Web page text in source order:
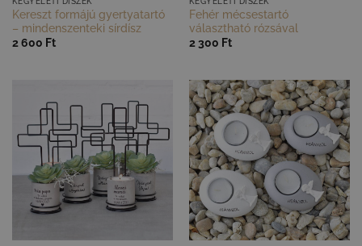
Kereszt formájú gyertyatartó
– mindenszenteki sírdísz
2 600 Ft
Fehér mécsestartó
választható rózsával
2 300 Ft